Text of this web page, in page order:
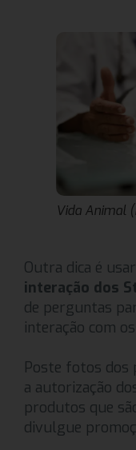
Vida Animal
Outra dica é
interação dos
de perguntas
interação com
Poste fotos dos
a autorização
produtos que
divulgue